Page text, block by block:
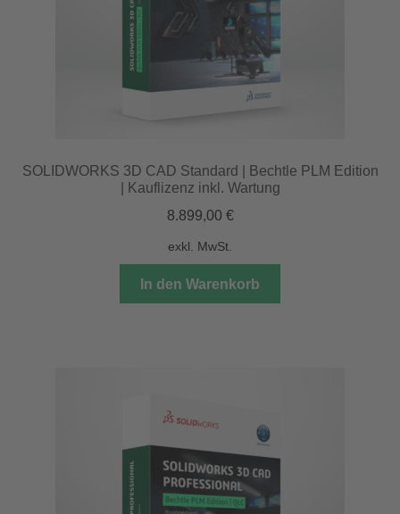
SOLIDWORKS 3D CAD Standard | Bechtle PLM Edition
| Kauflizenz inkl. Wartung
8.899,00 €
exkl. MwSt.
In den Warenkorb